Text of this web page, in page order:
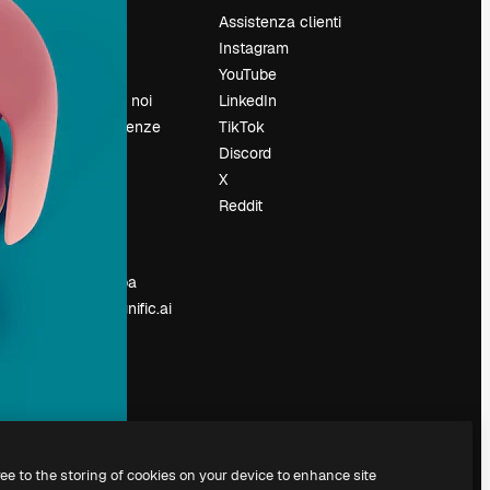
Chi siamo
Recensioni
Lavora con noi
Cerca tendenze
Blog
Eventi
Sala stampa
Cerchi magnific.ai
Assistenza clienti
Instagram
YouTube
LinkedIn
TikTok
Discord
X
Reddit
to the storing of cookies on your device to enhance site